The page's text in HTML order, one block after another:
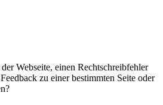
Webseite, einen Rechtschreibfehler
zu einer bestimmten Seite oder